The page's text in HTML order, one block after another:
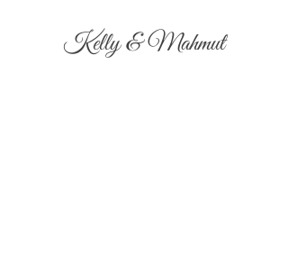
Kelly & Mahmut